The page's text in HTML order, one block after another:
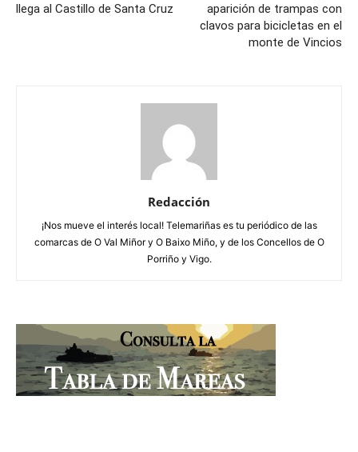
llega al Castillo de Santa Cruz
aparición de trampas con
clavos para bicicletas en el
monte de Vincios
Redacción
¡Nos mueve el interés local! Telemariñas es tu periódico de las
comarcas de O Val Miñor y O Baixo Miño, y de los Concellos de O
Porriño y Vigo.